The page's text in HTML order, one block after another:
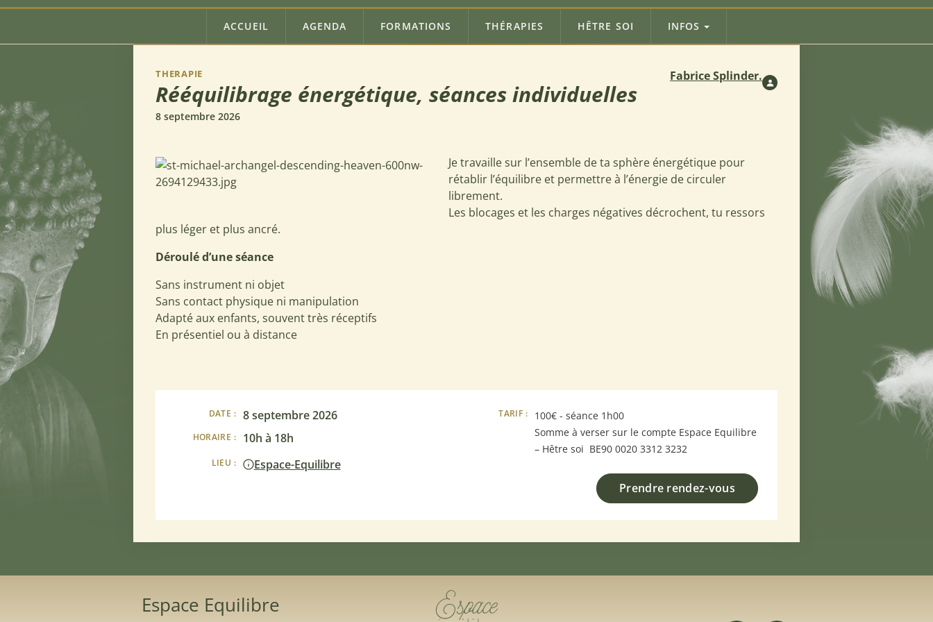
Aller au contenu principal Navigation principale
ACCUEIL AGENDA FORMATIONS THÉRAPIES HÊTRE SOI INFOS
THERAPIE
Rééquilibrage énergétique, séances individuelles
8 septembre 2026
Fabrice Splinder.
Je travaille sur l’ensemble de ta sphère énergétique pour
rétablir l’équilibre et permettre à l’énergie de circuler
librement.
Les blocages et les charges négatives décrochent, tu ressors
plus léger et plus ancré.
Déroulé d’une séance
Sans instrument ni objet
Sans contact physique ni manipulation
Adapté aux enfants, souvent très réceptifs
En présentiel ou à distance
DATE : 8 septembre 2026
HORAIRE : 10h à 18h
LIEU : Espace-Equilibre
TARIF :
100€ - séance 1h00
Somme à verser sur le compte Espace Equilibre
– Hêtre soi BE90 0020 3312 3232
Prendre rendez-vous
Espace Equilibre